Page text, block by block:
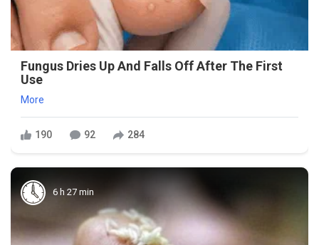
Fungus Dries Up And Falls Off After The First
Use
More
190 92 284
6 h 27 min